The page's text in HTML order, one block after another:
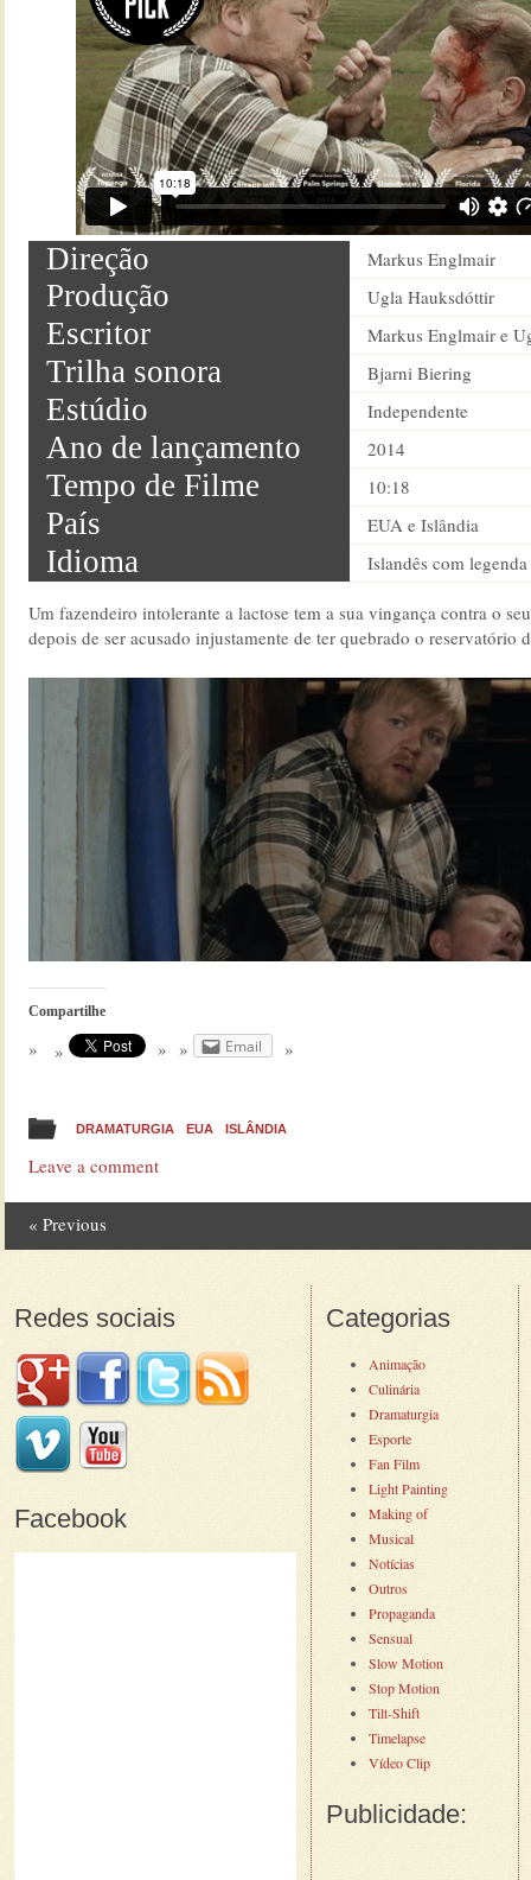
Direção Markus Englmair
Produção Ugla Hauksdóttir
Escritor Markus Englmair e
Trilha sonora Bjarni Biering
Estúdio Independente
Ano de lançamento 2014
Tempo de Filme 10:18
País EUA e Islândia
Idioma Islandês com
Um fazendeiro intolerante a lactose tem a sua vingança contra o
depois de ser acusado injustamente de ter quebrado o reservatório
Compartilhe
Email
DRAMATURGIA EUA ISLÂNDIA
Leave a comment
Post navigation
« Previous
Redes sociais
Facebook
Categorias
Animação
Culinária
Dramaturgia
Esporte
Fan Film
Light Painting
Making of
Musical
Notícias
Outros
Propaganda
Sensual
Slow Motion
Stop Motion
Tilt-Shift
Timelapse
Vídeo Clip
Publicidade: